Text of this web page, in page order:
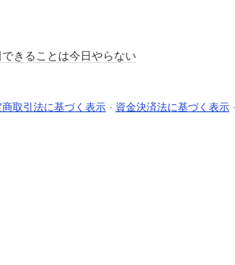
できることは今日やらない
商取引法に基づく表示 - 資金決済法に基づく表示 -